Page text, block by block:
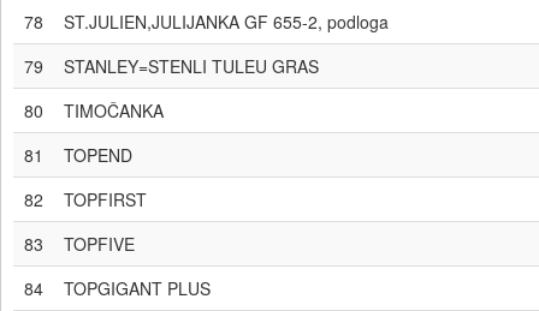
78
ST.JULIEN,JULIJANKA GF 655-2, podloga
79
STANLEY=STENLI TULEU GRAS
80
TIMOČANKA
81
TOPEND
82
TOPFIRST
83
TOPFIVE
84
TOPGIGANT PLUS